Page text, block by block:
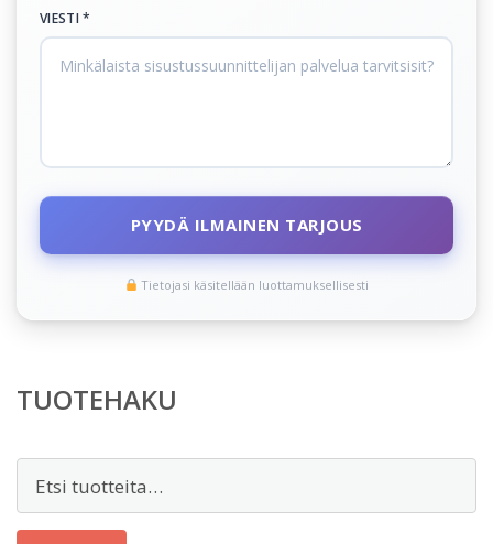
VIESTI *
PYYDÄ ILMAINEN TARJOUS
Tietojasi käsitellään luottamuksellisesti
TUOTEHAKU